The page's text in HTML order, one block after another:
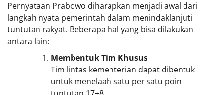
Pernyataan Prabowo diharapkan menjadi awal dari
langkah nyata pemerintah dalam menindaklanjuti
tuntutan rakyat. Beberapa hal yang bisa dilakukan
antara lain:
Membentuk Tim Khusus
Tim lintas kementerian dapat dibentuk
untuk menelaah satu per satu poin